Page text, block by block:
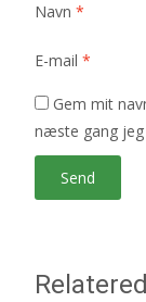
Navn *
E-mail *
Gem mit
næste gang